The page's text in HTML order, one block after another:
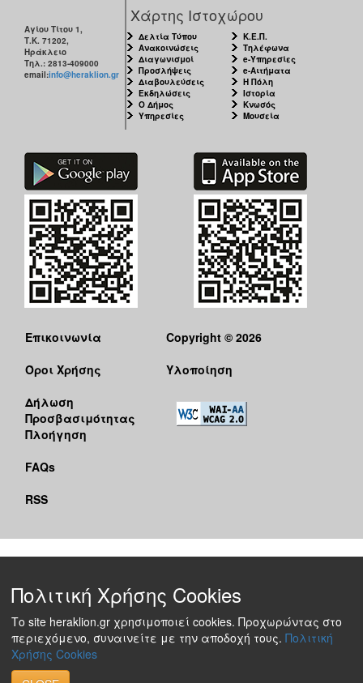
Αγίου Τίτου 1,
Τ.Κ. 71202,
Ηράκλειο
Τηλ.: 2813-409000
email:info@heraklion.gr
Χάρτης Ιστοχώρου
Δελτία Τύπου
Ανακοινώσεις
Διαγωνισμοί
Προσλήψεις
Διαβουλεύσεις
Εκδηλώσεις
Ο Δήμος
Υπηρεσίες
Κ.Ε.Π.
Τηλέφωνα
e-Υπηρεσίες
e-Αιτήματα
Η Πόλη
Ιστορία
Κνωσός
Μουσεία
Επικοινωνία
Όροι Χρήσης
Δήλωση
Προσβασιμότητας
Πλοήγηση
FAQs
RSS
Copyright © 2026
Υλοποίηση
Πολιτική Χρήσης Cookies
Το site heraklion.gr χρησιμοποιεί cookies. Προχωρώντας στο
περιεχόμενο, συναινείτε με την αποδοχή τους. Πολιτική
Χρήσης Cookies